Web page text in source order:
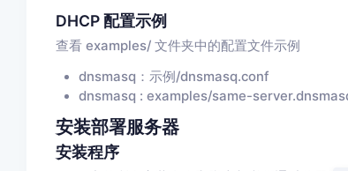
DHCP 配置示例
查看 examples/ 文件夹中的配置文件示例
dnsmasq：示例/dnsmasq.conf
dnsmasq : examples/same-
安装部署服务器
安装程序